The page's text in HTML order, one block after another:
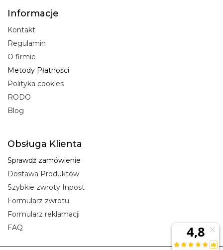
Informacje
Kontakt
Regulamin
O firmie
Metody Płatności
Polityka cookies
RODO
Blog
Obsługa Klienta
Sprawdź zamówienie
Dostawa Produktów
Szybkie zwroty Inpost
Formularz zwrotu
Formularz reklamacji
FAQ